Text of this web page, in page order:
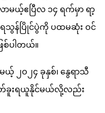
မယ့်ဧပြီလ ၁၄ ရက်မှာ ရာ့
ရသွန်ပြိုင်ပွဲကို ပထမဆုံး ဝင်
စ်ပါတယ်။
ယ့် ၂ဝ၂၄ ခုနှစ်၊ နွေရာသီ
ခူးရယူနိုင်မယ်လို့လည်း